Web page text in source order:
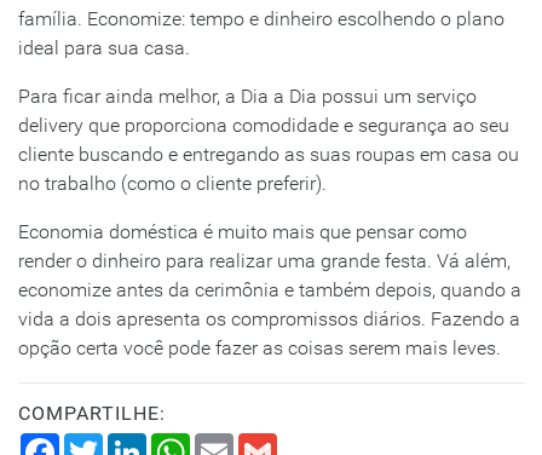
família. Economize: tempo e dinheiro escolhendo o plano
ideal para sua casa.
Para ficar ainda melhor, a Dia a Dia possui um serviço
delivery que proporciona comodidade e segurança ao seu
cliente buscando e entregando as suas roupas em casa ou
no trabalho (como o cliente preferir).
Economia doméstica é muito mais que pensar como
render o dinheiro para realizar uma grande festa. Vá além,
economize antes da cerimônia e também depois, quando a
vida a dois apresenta os compromissos diários. Fazendo a
opção certa você pode fazer as coisas serem mais leves.
COMPARTILHE:
FacebookTwitterLinkedInWhatsApp
Email